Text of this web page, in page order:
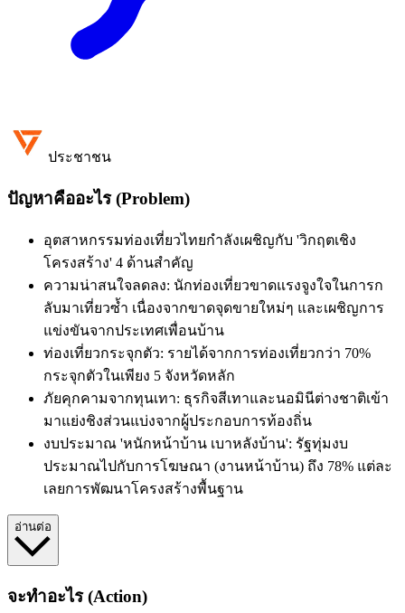
ประชาชน
ปัญหาคืออะไร (Problem)
อุตสาหกรรมท่องเที่ยวไทยกำลังเผชิญกับ 'วิกฤตเชิง
โครงสร้าง' 4 ด้านสำคัญ
ความน่าสนใจลดลง: นักท่องเที่ยวขาดแรงจูงใจในการก
ลับมาเที่ยวซ้ำ เนื่องจากขาดจุดขายใหม่ๆ และเผชิญการ
แข่งขันจากประเทศเพื่อนบ้าน
ท่องเที่ยวกระจุกตัว: รายได้จากการท่องเที่ยวกว่า 70%
กระจุกตัวในเพียง 5 จังหวัดหลัก
ภัยคุกคามจากทุนเทา: ธุรกิจสีเทาและนอมินีต่างชาติเข้า
มาแย่งชิงส่วนแบ่งจากผู้ประกอบการท้องถิ่น
งบประมาณ 'หนักหน้าบ้าน เบาหลังบ้าน': รัฐทุ่มงบ
ประมาณไปกับการโฆษณา (งานหน้าบ้าน) ถึง 78% แต่ละ
เลยการพัฒนาโครงสร้างพื้นฐาน
อ่านต่อ
จะทำอะไร (Action)